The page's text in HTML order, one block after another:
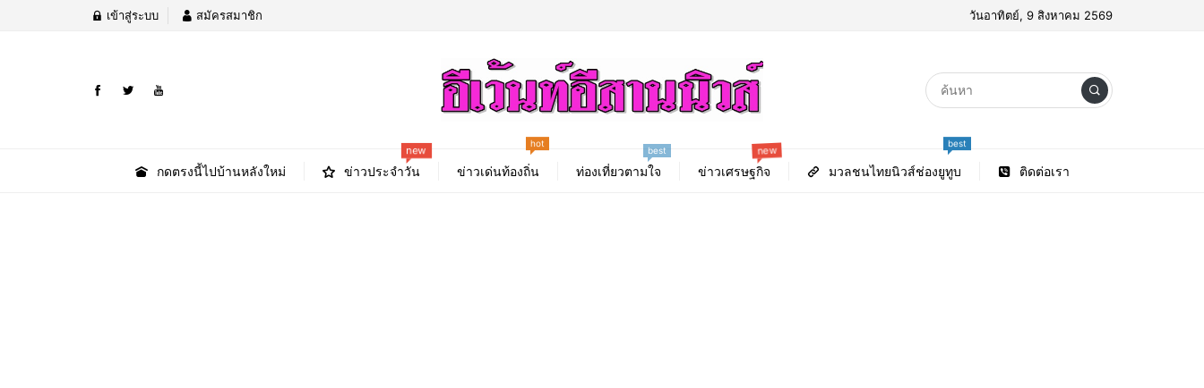
เข้าสู่ระบบ สมัครสมาชิก วันอาทิตย์, 9 สิงหาคม 2569
กดตรงนี้ไปบ้านหลังใหม่ ข่าวประจำวัน
new
ข่าวเด่นท้องถิ่น ท่องเที่ยวตามใจ
best
ข่าวเศรษฐกิจ
new
มวลชนไทยนิวส์ช่องยูทูบ ติดต่อเรา